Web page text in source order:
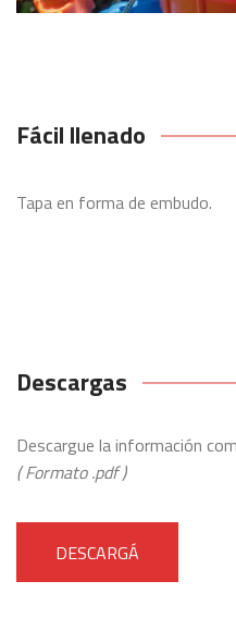
Fácil llenado
Tapa en forma de embudo.
Descargas
Descargue la información
( Formato .pdf )
DESCARGÁ